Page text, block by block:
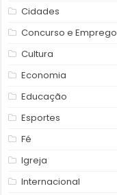
Cidades
Concurso e Emprego
Cultura
Economia
Educação
Esportes
Fé
Igreja
Internacional